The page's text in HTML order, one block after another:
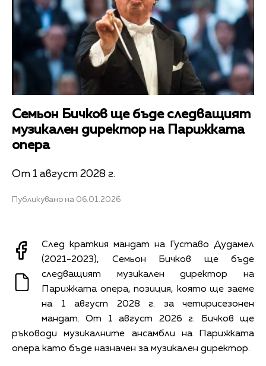
Семьон Бичков ще бъде следващият
музикален директор на Парижката
опера
От 1 август 2028 г.
Публикувано на 06.01.2026
След краткия мандат на Густаво Дудамел
(2021-2023), Семьон Бичков ще бъде
следващият музикален директор на
Парижката опера, позиция, която ще заеме
на 1 август 2028 г. за четирисезонен
мандат. От 1 август 2026 г. Бичков ще
ръководи музикалните ансамбли на Парижката
опера като бъде назначен за музикален директор.